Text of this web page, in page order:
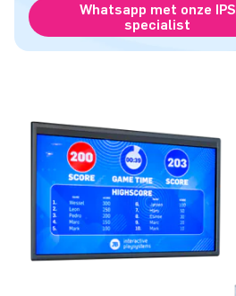
Whatsapp met onze IPS
specialist